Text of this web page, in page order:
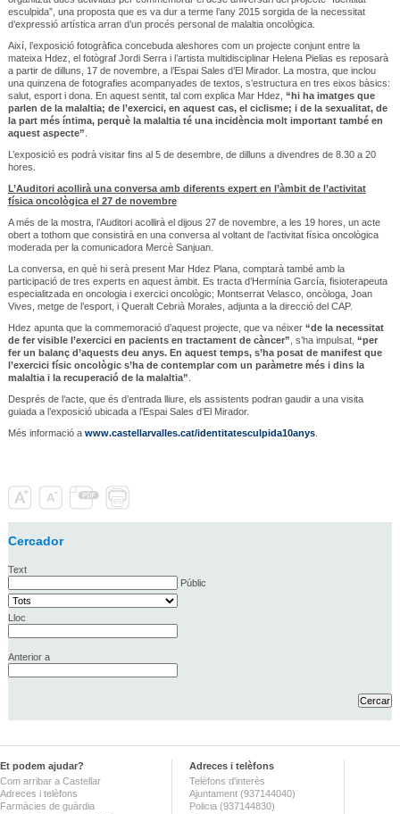
esculpida”, una proposta que es va dur a terme l’any 2015 sorgida de la necessitat
d’expressió artística arran d’un procés personal de malaltia oncològica.
Així, l’exposició fotogràfica concebuda aleshores com un projecte conjunt entre la
mateixa Hdez, el fotògraf Jordi Serra i l’artista multidisciplinar Helena Pielias es reposarà
a partir de dilluns, 17 de novembre, a l’Espai Sales d’El Mirador. La mostra, que inclou
una quinzena de fotografies acompanyades de textos, s’estructura en tres eixos bàsics:
salut, esport i dona. En aquest sentit, tal com explica Mar Hdez, “hi ha imatges que
parlen de la malaltia; de l’exercici, en aquest cas, el ciclisme; i de la sexualitat, de
la part més íntima, perquè la malaltia té una incidència molt important també en
aquest aspecte”
L’exposició es podrà visitar fins al 5 de desembre, de dilluns a divendres de 8.30 a 20
hores.
L’Auditori acollirà una conversa amb diferents expert en l’àmbit de l’activitat
física oncològica el 27 de novembre
A més de la mostra, l’Auditori acollirà el dijous 27 de novembre, a les 19 hores, un acte
obert a tothom que consistirà en una conversa al voltant de l’activitat física oncològica
moderada per la comunicadora Mercè Sanjuan.
La conversa, en què hi serà present Mar Hdez Plana, comptarà també amb la
participació de tres experts en aquest àmbit. Es tracta d’Hermínia García, fisioterapeuta
especialitzada en oncologia i exercici oncològic; Montserrat Velasco, oncòloga, Joan
Vives, metge de l’esport, i Queralt Cebrià Morales, adjunta a la direcció del CAP.
Hdez apunta que la commemoració d’aquest projecte, que va néixer “de la necessitat
de fer visible l’exercici en pacients en tractament de càncer” , s’ha impulsat, “per
fer un balanç d’aquests deu anys. En aquest temps, s’ha posat de manifest que
l’exercici físic oncològic s’ha de contemplar com un paràmetre més i dins la
malaltia i la recuperació de la malaltia”
Després de l’acte, que és d’entrada lliure, els assistents podran gaudir a una visita
guiada a l’exposició ubicada a l’Espai Sales d’El Mirador.
Més informació a www.castellarvalles.cat/identitatesculpida10anys.
Cercador
Text
Públic
Lloc
Anterior a
Et podem ajudar?
Com arribar a Castellar
Adreces i telèfons
Farmàcies de guàrdia
Adreces i telèfons
Telèfons d'interès
Ajuntament (937144040)
Policia (937144830)